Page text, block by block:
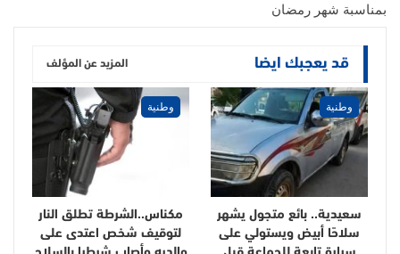
بمناسبة شهر رمضان
قد يعجبك ايضا المزيد عن المؤلف
وطنية
سعيدية.. بائع متجول يشهر
سلاحًا أبيض ويستولي على
وطنية
مكناس..الشرطة تطلق النار
لتوقيف شخص اعتدى على